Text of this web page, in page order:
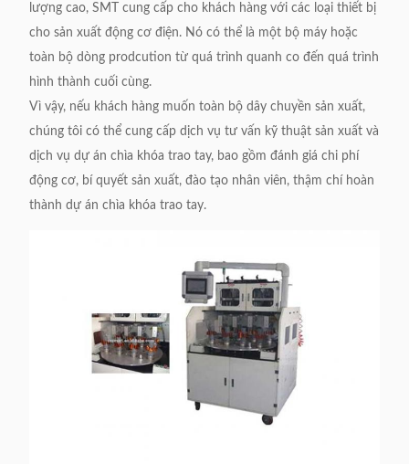
lượng cao, SMT cung cấp cho khách hàng với các loại thiết bị
cho sản xuất động cơ điện. Nó có thể là một bộ máy hoặc
toàn bộ dòng prodcution từ quá trình quanh co đến quá trình
hình thành cuối cùng.
Vì vậy, nếu khách hàng muốn toàn bộ dây chuyền sản xuất,
chúng tôi có thể cung cấp dịch vụ tư vấn kỹ thuật sản xuất và
dịch vụ dự án chìa khóa trao tay, bao gồm đánh giá chi phí
động cơ, bí quyết sản xuất, đào tạo nhân viên, thậm chí hoàn
thành dự án chìa khóa trao tay.